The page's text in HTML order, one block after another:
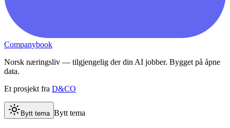
Companybook
Norsk næringsliv — tilgjengelig der din AI jobber. Bygget på åpne
data.
Et prosjekt fra D&CO
Bytt tema Bytt tema